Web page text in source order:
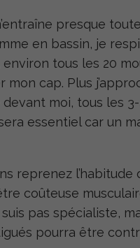
presque
en bassin, je
tous les 20
cap. Plus
moi, tous les
essentiel car un
reprenez
coûteuse
pas spécialiste,
pourra être